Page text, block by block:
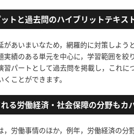
トと過去問のハイブリットテキス
あいまいなため，網羅的に対策しよう
績のある単元を中心に，学習範囲を絞
習パートとして過去問を掲載し，これに
ことができます。
る労働経済・社会保障の分野もカ
，労働事情のほか，例年，労働経済の